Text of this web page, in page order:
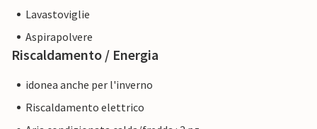
Lavastoviglie
Aspirapolvere
Riscaldamento / Energia
idonea anche per l'inverno
Riscaldamento elettrico